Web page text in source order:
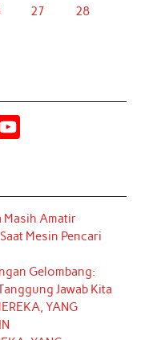
27
28
T
u
e
Masih Amatir
Mesin Pencari
Gelombang:
Jawab Kita
YANG